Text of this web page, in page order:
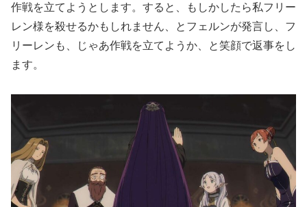
作戦を立てようとします。すると、もしかしたら私フリー
レン様を殺せるかもしれません、とフェルンが発言し、フ
リーレンも、じゃあ作戦を立てようか、と笑顔で返事をし
ます。